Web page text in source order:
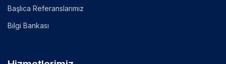
Başlıca Referanslarımız
Bilgi Bankası